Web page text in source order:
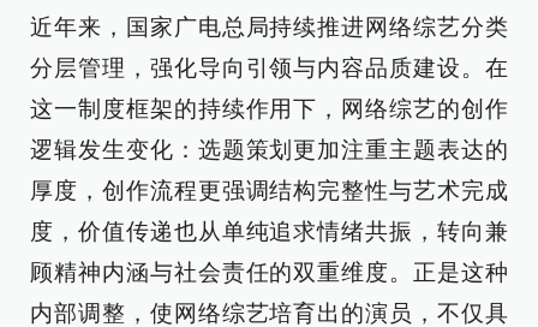
近年来，国家广电总局持续推进网络综艺分类
分层管理，强化导向引领与内容品质建设。在
这一制度框架的持续作用下，网络综艺的创作
逻辑发生变化：选题策划更加注重主题表达的
厚度，创作流程更强调结构完整性与艺术完成
度，价值传递也从单纯追求情绪共振，转向兼
顾精神内涵与社会责任的双重维度。正是这种
内部调整，使网络综艺培育出的演员，不仅具